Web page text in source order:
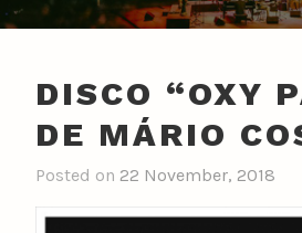
DISCO “OXY
DE MÁRIO
Posted on 22 November, 2018